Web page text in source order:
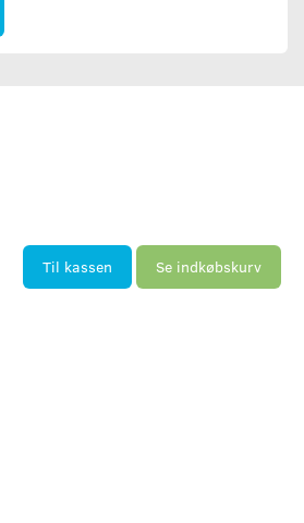
Til kassen Se indkøbskurv